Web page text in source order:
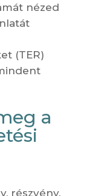
nézed
(TER)
a
részvény,